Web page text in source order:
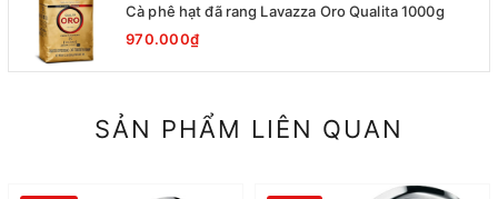
Cà phê hạt đã rang Lavazza Oro Qualita 1000g
970.000₫
SẢN PHẨM LIÊN QUAN